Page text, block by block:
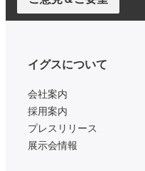
イグスについて
会社案内
採用案内
プレスリリース
展示会情報